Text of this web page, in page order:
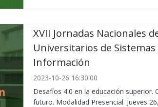
XVII Jornadas Nacionales
Universitarios de
Información
2023-10-26 16:30:00
Desafíos 4.0 en la educación superior.
futuro. Modalidad Presencial. Jueves